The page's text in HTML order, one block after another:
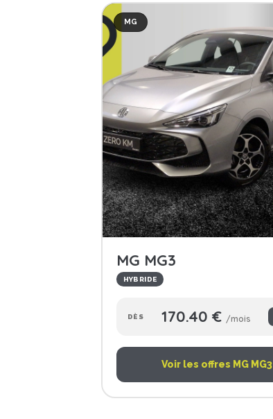
MG
MG MG3
HYBRIDE
DÈS 170.40 € /mois
Voir les offres MG MG3